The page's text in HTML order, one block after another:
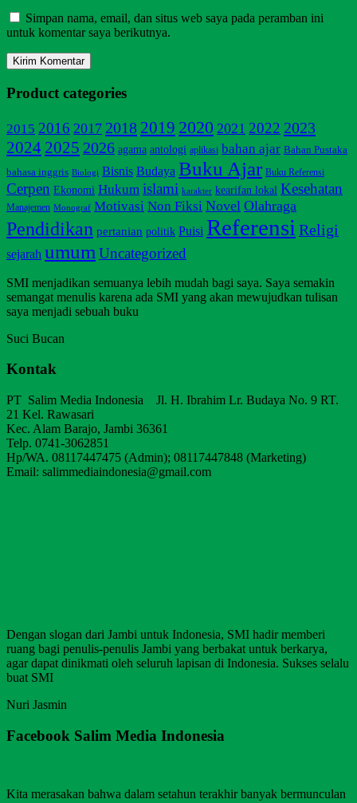
Simpan nama, email, dan situs web saya pada peramban ini
untuk komentar saya berikutnya.
Product categories
2015 2016 2017 2018 2019 2020 2021 2022 2023
2024 2025 2026 agama antologi aplikasi bahan ajar Bahan Pustaka
bahasa inggris Biologi Bisnis Budaya Buku Ajar Buku Referensi
Cerpen Ekonomi Hukum islami karakter kearifan lokal Kesehatan
Manajemen Monograf Motivasi Non Fiksi Novel Olahraga
Pendidikan pertanian politik Puisi Referensi Religi
sejarah umum Uncategorized
SMI menjadikan semuanya lebih mudah bagi saya. Saya semakin
semangat menulis karena ada SMI yang akan mewujudkan tulisan
saya menjadi sebuah buku
Suci Bucan
Kontak
PT Salim Media Indonesia Jl. H. Ibrahim Lr. Budaya No. 9 RT.
21 Kel. Rawasari
Kec. Alam Barajo, Jambi 36361
Telp. 0741-3062851
Hp/WA. 08117447475 (Admin); 08117447848 (Marketing)
Email: salimmediaindonesia@gmail.com
Dengan slogan dari Jambi untuk Indonesia, SMI hadir memberi
ruang bagi penulis-penulis Jambi yang berbakat untuk berkarya,
agar dapat dinikmati oleh seluruh lapisan di Indonesia. Sukses selalu
buat SMI
Nuri Jasmin
Facebook Salim Media Indonesia
Kita merasakan bahwa dalam setahun terakhir banyak bermunculan